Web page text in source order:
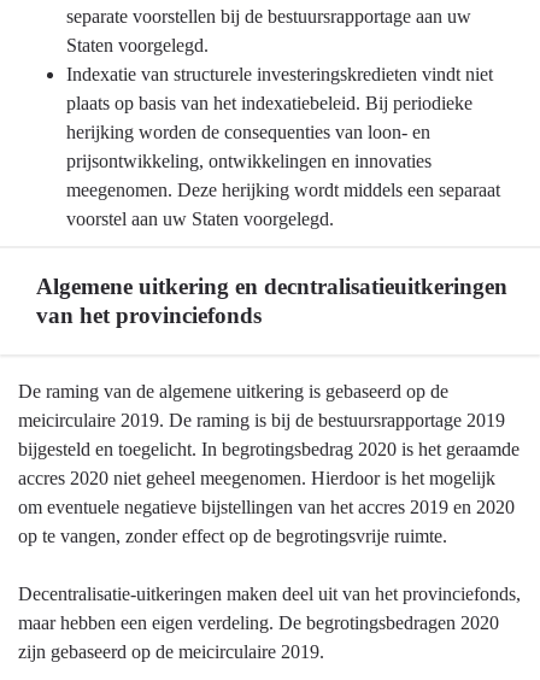
separate voorstellen bij de bestuursrapportage aan uw
Staten voorgelegd.
Indexatie van structurele investeringskredieten vindt niet
plaats op basis van het indexatiebeleid. Bij periodieke
herijking worden de consequenties van loon- en
prijsontwikkeling, ontwikkelingen en innovaties
meegenomen. Deze herijking wordt middels een separaat
voorstel aan uw Staten voorgelegd.
Algemene uitkering en decntralisatieuitkeringen
van het provinciefonds
Terug
naar
navigatie
Algemene
grondslagen
begroting
jaarstukken
De raming van de algemene uitkering is gebaseerd op de
meicirculaire 2019. De raming is bij de bestuursrapportage 2019
bijgesteld en toegelicht. In begrotingsbedrag 2020 is het geraamde
accres 2020 niet geheel meegenomen. Hierdoor is het mogelijk
om eventuele negatieve bijstellingen van het accres 2019 en 2020
op te vangen, zonder effect op de begrotingsvrije ruimte.
Decentralisatie-uitkeringen maken deel uit van het provinciefonds,
maar hebben een eigen verdeling. De begrotingsbedragen 2020
zijn gebaseerd op de meicirculaire 2019.